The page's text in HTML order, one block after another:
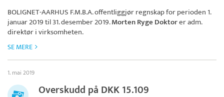
BOLIGNET-AARHUS F.M.B.A.offentliggjør regnskap for perioden 1.
januar 2019 til 31. desember 2019.Morten Ryge Doktorer adm.
direktør i virksomheten.
SE MERE
1. mai 2019
Overskudd på DKK 15.109